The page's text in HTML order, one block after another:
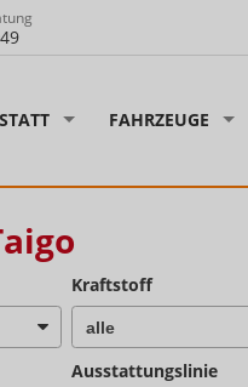
FAHRZEUGE
Kraftstoff
Ausstattungslinie